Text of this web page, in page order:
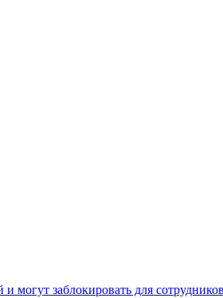
могут заблокировать для